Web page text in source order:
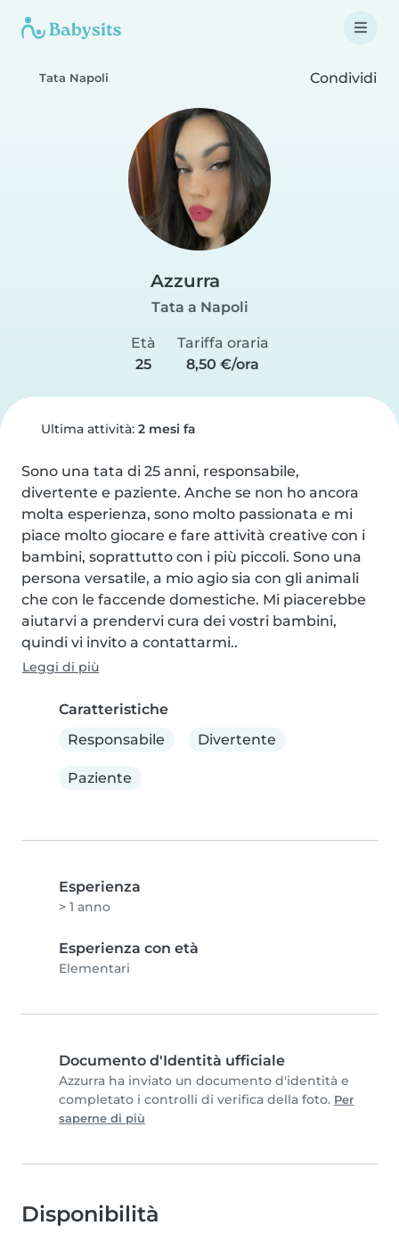
Tata Napoli Condividi
Azzurra
Tata a Napoli
Età
25
Tariffa oraria
8,50 €/ora
Ultima attività: 2 mesi fa
Sono una tata di 25 anni, responsabile,
divertente e paziente. Anche se non ho ancora
molta esperienza, sono molto passionata e mi
piace molto giocare e fare attività creative con i
bambini, soprattutto con i più piccoli. Sono una
persona versatile, a mio agio sia con gli animali
che con le faccende domestiche. Mi piacerebbe
aiutarvi a prendervi cura dei vostri bambini,
quindi vi invito a contattarmi..
Leggi di più
Caratteristiche
Responsabile
Divertente
Paziente
Esperienza
> 1 anno
Esperienza con età
Elementari
Documento d'Identità ufficiale
Azzurra ha inviato un documento d'identità e
completato i controlli di verifica della foto. Per
saperne di più
Disponibilità